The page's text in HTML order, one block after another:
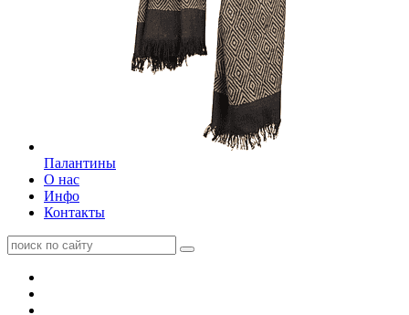
Палантины
О нас
Инфо
Контакты